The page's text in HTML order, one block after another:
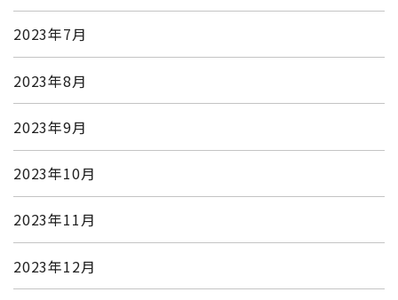
2023年7月
2023年8月
2023年9月
2023年10月
2023年11月
2023年12月